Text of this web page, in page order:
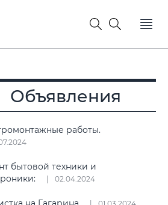
Объявления
работы.
бытовой техники и
02.04.2024